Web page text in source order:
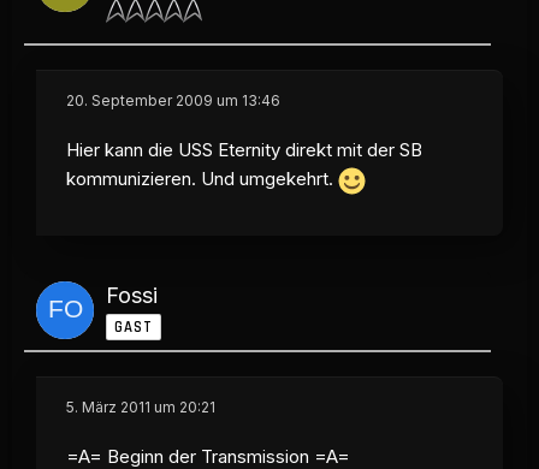
20. September 2009 um 13:46
Hier kann die USS Eternity direkt mit der SB
kommunizieren. Und umgekehrt.
Fossi
GAST
5. März 2011 um 20:21
=A= Beginn der Transmission =A=